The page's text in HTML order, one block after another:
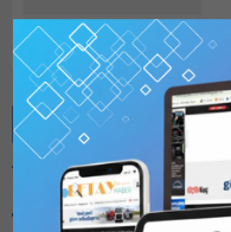
detayhaber
Benzer Konular